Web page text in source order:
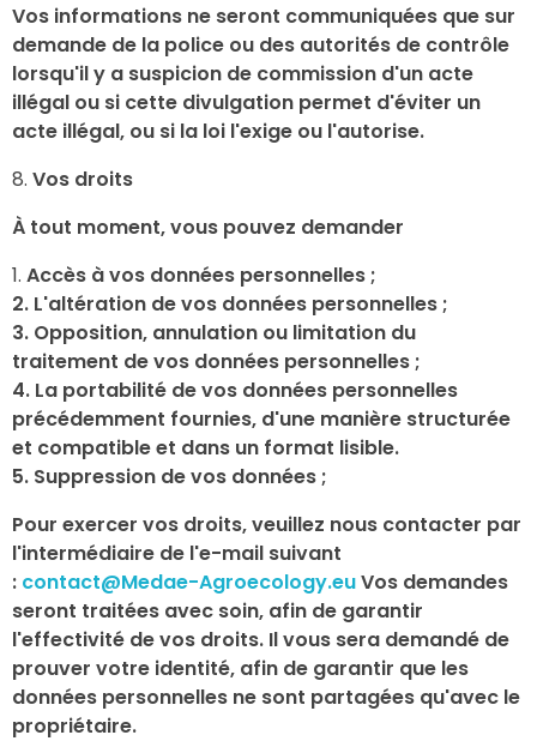
Vos informations ne seront communiquées que sur
demande de la police ou des autorités de contrôle
lorsqu'il y a suspicion de commission d'un acte
illégal ou si cette divulgation permet d'éviter un
acte illégal, ou si la loi l'exige ou l'autorise.
Vos droits
À tout moment, vous pouvez demander
Accès à vos données personnelles ;
2. L'altération de vos données personnelles ;
3. Opposition, annulation ou limitation du
traitement de vos données personnelles ;
4. La portabilité de vos données personnelles
précédemment fournies, d'une manière structurée
et compatible et dans un format lisible.
5. Suppression de vos données ;
Pour exercer vos droits, veuillez nous contacter par
l'intermédiaire de l'e-mail suivant
: contact@Medae-Agroecology.euVos demandes
seront traitées avec soin, afin de garantir
l'effectivité de vos droits. Il vous sera demandé de
prouver votre identité, afin de garantir que les
données personnelles ne sont partagées qu'avec le
propriétaire.